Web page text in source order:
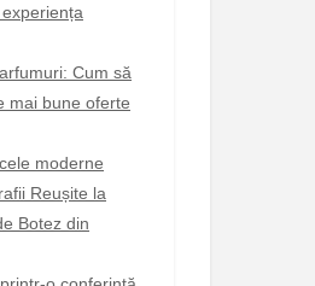
Cum să
mai bune oferte
moderne
Reușite la
Botez din